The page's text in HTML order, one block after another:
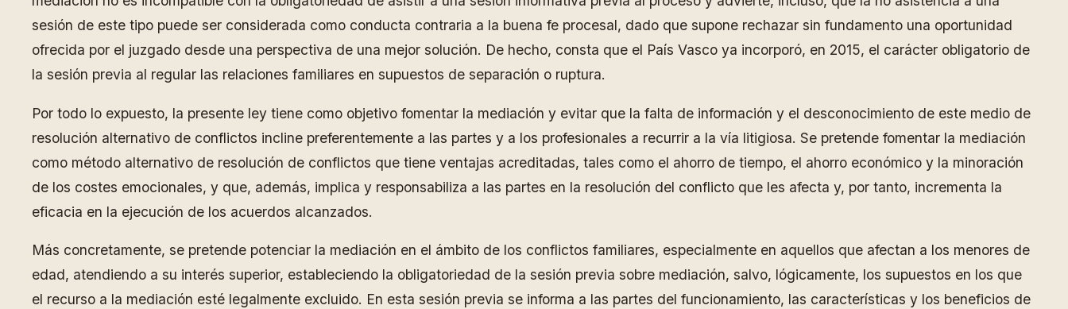
sesión de este tipo puede ser considerada como conducta contraria a la buena fe procesal, dado que supone rechazar sin fundamento una oportunidad
ofrecida por el juzgado desde una perspectiva de una mejor solución. De hecho, consta que el País Vasco ya incorporó, en 2015, el carácter obligatorio de
la sesión previa al regular las relaciones familiares en supuestos de separación o ruptura.
Por todo lo expuesto, la presente ley tiene como objetivo fomentar la mediación y evitar que la falta de información y el desconocimiento de este medio de
resolución alternativo de conflictos incline preferentemente a las partes y a los profesionales a recurrir a la vía litigiosa. Se pretende fomentar la mediación
como método alternativo de resolución de conflictos que tiene ventajas acreditadas, tales como el ahorro de tiempo, el ahorro económico y la minoración
de los costes emocionales, y que, además, implica y responsabiliza a las partes en la resolución del conflicto que les afecta y, por tanto, incrementa la
eficacia en la ejecución de los acuerdos alcanzados.
Más concretamente, se pretende potenciar la mediación en el ámbito de los conflictos familiares, especialmente en aquellos que afectan a los menores de
edad, atendiendo a su interés superior, estableciendo la obligatoriedad de la sesión previa sobre mediación, salvo, lógicamente, los supuestos en los que
el recurso a la mediación esté legalmente excluido. En esta sesión previa se informa a las partes del funcionamiento, las características y los beneficios de